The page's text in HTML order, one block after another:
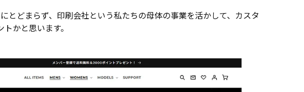
とどまらず、印刷会社という私たちの母体の事業を活かして、カスタ
かと思います。